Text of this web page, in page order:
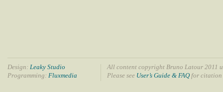
Design: Leaky Studio
Programming: Fluxmedia
All content copyright Bruno Latour 2011
Please see User’s Guide & FAQfor citation